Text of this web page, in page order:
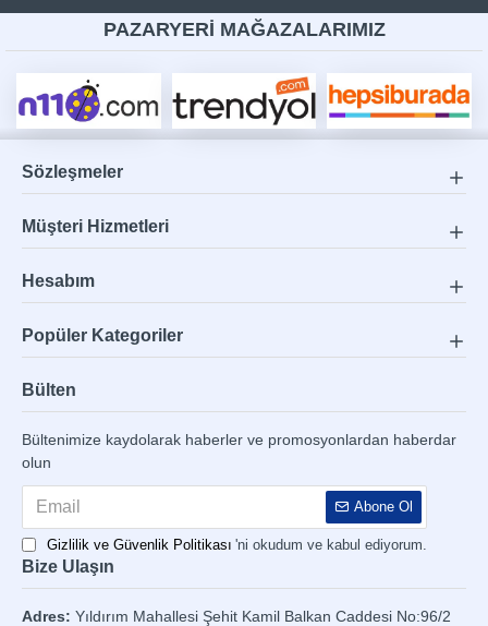
PAZARYERİ MAĞAZALARIMIZ
Sözleşmeler
Müşteri Hizmetleri
Hesabım
Popüler Kategoriler
Bülten
Bültenimize kaydolarak haberler ve promosyonlardan haberdar
olun
Abone Ol
Gizlilik ve Güvenlik Politikası 'ni okudum ve kabul ediyorum.
Bize Ulaşın
Adres: Yıldırım Mahallesi Şehit Kamil Balkan Caddesi No:96/2